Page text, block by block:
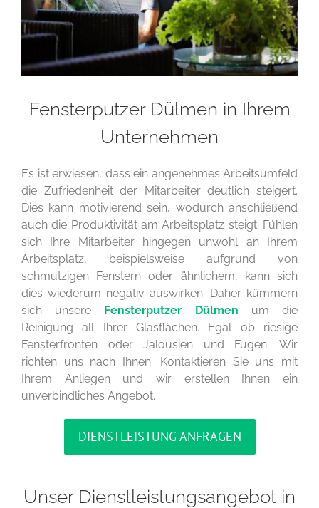
Fensterputzer Dülmen in Ihrem
Unternehmen
Es ist erwiesen, dass ein angenehmes Arbeitsumfeld
die Zufriedenheit der Mitarbeiter deutlich steigert.
Dies kann motivierend sein, wodurch anschließend
auch die Produktivität am Arbeitsplatz steigt. Fühlen
sich Ihre Mitarbeiter hingegen unwohl an Ihrem
Arbeitsplatz, beispielsweise aufgrund von
schmutzigen Fenstern oder ähnlichem, kann sich
dies wiederum negativ auswirken. Daher kümmern
sich unsere Fensterputzer Dülmen um die
Reinigung all Ihrer Glasflächen. Egal ob riesige
Fensterfronten oder Jalousien und Fugen: Wir
richten uns nach Ihnen. Kontaktieren Sie uns mit
Ihrem Anliegen und wir erstellen Ihnen ein
unverbindliches Angebot.
DIENSTLEISTUNG ANFRAGEN
Unser Dienstleistungsangebot in